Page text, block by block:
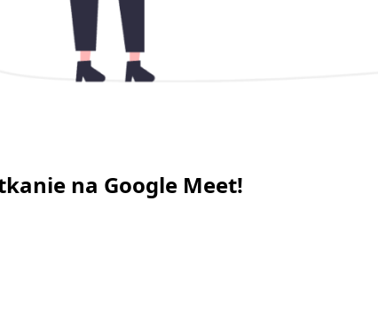
na Google Meet!